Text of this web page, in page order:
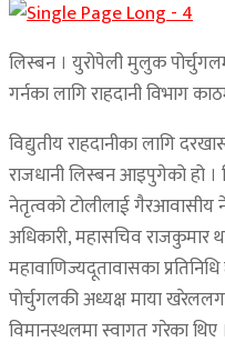
लिस्बन । युरोपेली मुलुक
गर्नका लागि राहदानी विभाग
विद्युतीय राहदानीका लागि
राजधानी लिस्बन आइपुगेको हो ।
नेतृत्वको टोलीलाई गैरआवासीय
अधिकारी, महासचिव राजकुमार
महावाणिज्यदूतावासका
पोर्चुगलकी अध्यक्ष माया
विमानस्थलमा स्वागत गरेका थिए ।